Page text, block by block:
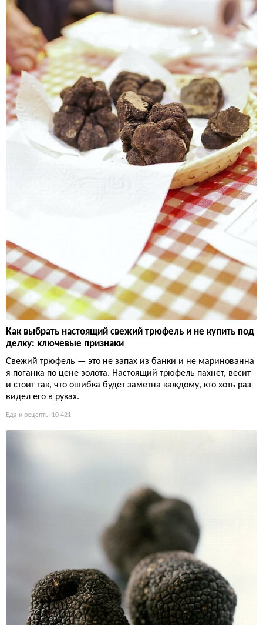
Как выбрать настоящий свежий трюфель и не купить под
делку: ключевые признаки
Свежий трюфель — это не запах из банки и не маринованна
я поганка по цене золота. Настоящий трюфель пахнет, весит
и стоит так, что ошибка будет заметна каждому, кто хоть раз
видел его в руках.
Еда и рецепты 10 421